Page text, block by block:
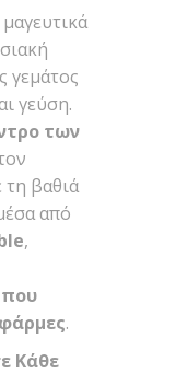
γεμάτος
γεύση.
των
βαθιά
από
,
.
Κάθε